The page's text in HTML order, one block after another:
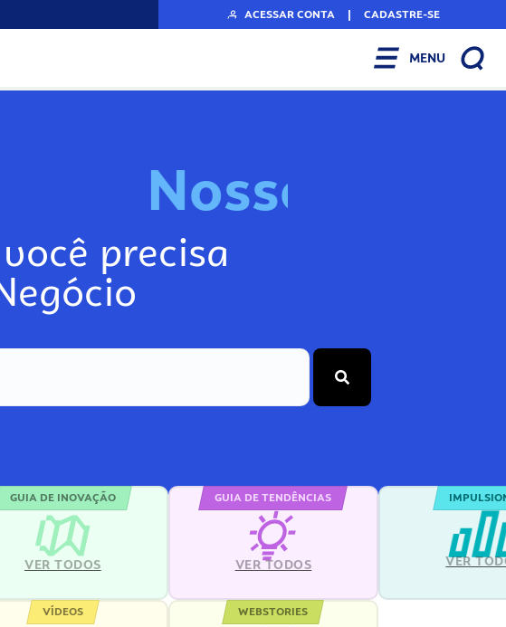
ACESSAR CONTA | CADASTRE-SE
MENU
Nosso
precisa
GUIA DE INOVAÇÃO
VER TODOS
GUIA DE TENDÊNCIAS
VER TODOS VER
VÍDEOS WEBSTORIES